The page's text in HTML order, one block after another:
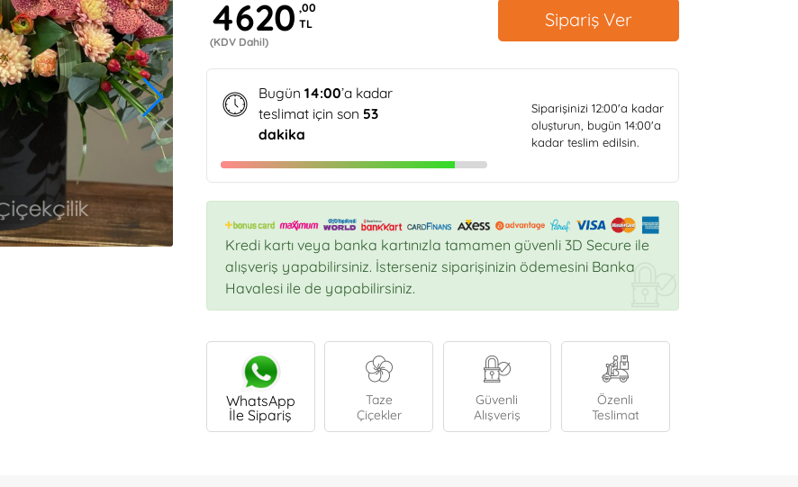
4620 ,00
TL
(KDV Dahil)
Sipariş Ver
Bugün 14:00’a kadar
teslimat için son 53
dakika
Siparişinizi12:00'a kadar
oluşturun, bugün14:00'a
kadar teslim edilsin.
Kredi kartı veya banka kartınızla tamamen güvenli 3D Secure ile
alışveriş yapabilirsiniz. İsterseniz siparişinizin ödemesini Banka
Havalesi ile de yapabilirsiniz.
WhatsApp
İle Sipariş
Taze
Çiçekler
Güvenli
Alışveriş
Özenli
Teslimat